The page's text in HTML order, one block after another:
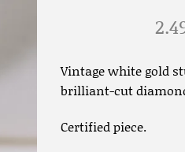
Vintage white gold
brilliant-cut
Certified piece.